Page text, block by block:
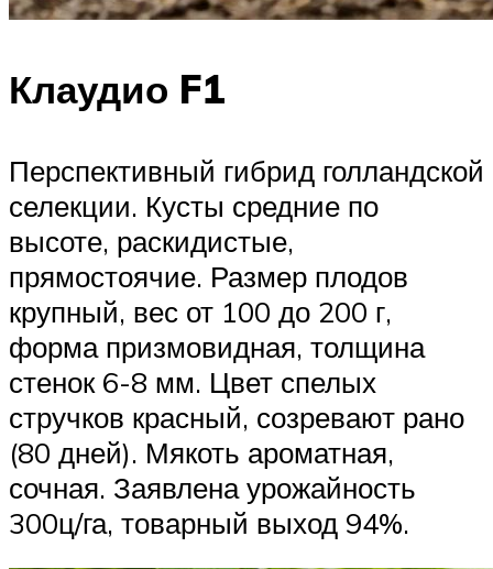
Клаудио F1
Перспективный гибрид голландской
селекции. Кусты средние по
высоте, раскидистые,
прямостоячие. Размер плодов
крупный, вес от 100 до 200 г,
форма призмовидная, толщина
стенок 6-8 мм. Цвет спелых
стручков красный, созревают рано
(80 дней). Мякоть ароматная,
сочная. Заявлена урожайность
300ц/га, товарный выход 94%.